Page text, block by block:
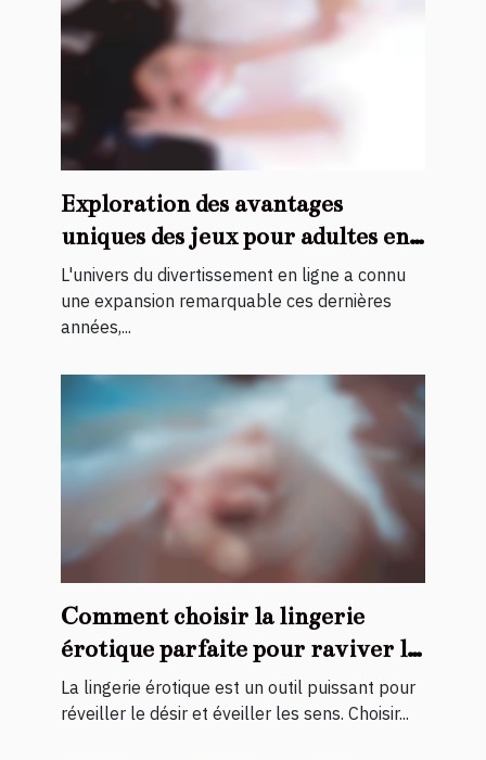
Exploration des avantages
uniques des jeux pour adultes en
ligne
L'univers du divertissement en ligne a connu
une expansion remarquable ces dernières
années,...
Comment choisir la lingerie
érotique parfaite pour raviver la
flamme
La lingerie érotique est un outil puissant pour
réveiller le désir et éveiller les sens. Choisir...